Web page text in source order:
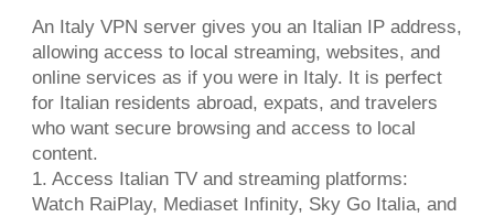
An Italy VPN server gives you an Italian IP address,
allowing access to local streaming, websites, and
online services as if you were in Italy. It is perfect
for Italian residents abroad, expats, and travelers
who want secure browsing and access to local
content.
1. Access Italian TV and streaming platforms:
Watch RaiPlay, Mediaset Infinity, Sky Go Italia, and